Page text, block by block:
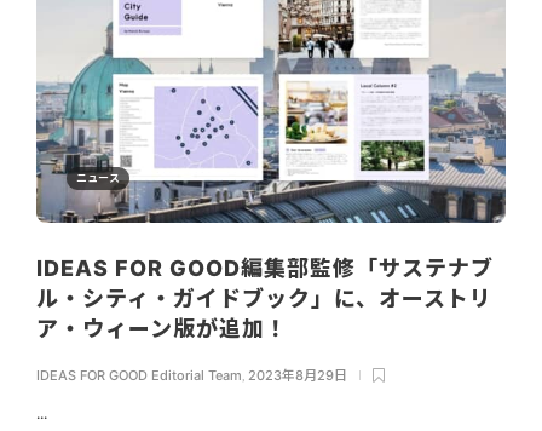
ニュース
IDEAS FOR GOOD編集部監修「サステナブ
ル・シティ・ガイドブック」に、オーストリ
ア・ウィーン版が追加！
IDEAS FOR GOOD Editorial Team 2023年8月29日
...